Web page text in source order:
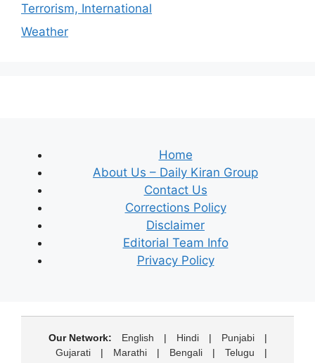
Terrorism, International
Weather
Home
About Us – Daily Kiran Group
Contact Us
Corrections Policy
Disclaimer
Editorial Team Info
Privacy Policy
Our Network: English | Hindi | Punjabi
|
Gujarati
| Marathi | Bengali | Telugu
|